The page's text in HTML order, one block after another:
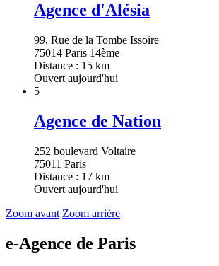
Agence d'Alésia
99, Rue de la Tombe Issoire
75014 Paris 14ème
Distance : 15 km
Ouvert aujourd'hui
5
Agence de Nation
252 boulevard Voltaire
75011 Paris
Distance : 17 km
Ouvert aujourd'hui
Zoom avant Zoom arrière
e-Agence de Paris